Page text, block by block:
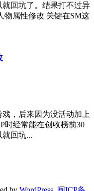
回坑了。结果打不过异
物属性修改 关键在SM这
，后来因为没活动加上
时经常能在创收榜前30
回坑...